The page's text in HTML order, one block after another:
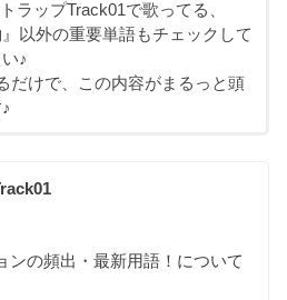
ラップTrack01で歌ってる、
』以外の重要単語もチェックして
♪
だけで、この内容がまるっと頭
ンの頻出・最新用語！について